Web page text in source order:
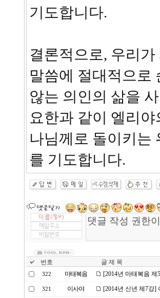
기도합니다.
결론적으로, 우리
말씀에 절대적으로
않는 의인의 삶을
요한과 같이 엘리
나님께로 돌이키는
를 기도합니다.
번호 글 제 목
322 마태복음 [2014년 마태복음 제
321 이사야 [2014년 신년 제7강]